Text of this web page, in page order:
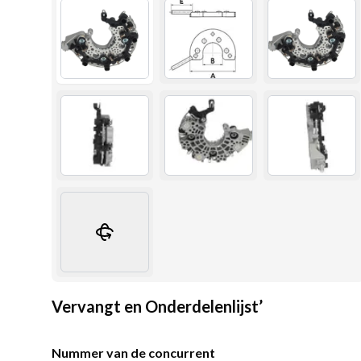
Vervangt en Onderdelenlijst’
Nummer van de concurrent